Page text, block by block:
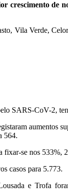
crescimento de
Vila Verde,
SARS-CoV-2,
aumentos
564.
se nos 533%,
casos para 5.773.
e Trofa